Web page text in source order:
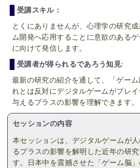
受講スキル：
とくにありませんが、心理学の研究
ム開発へ応用することに意欲のある
に向けて発信します。
受講者が得られるであろう知見:
最新の研究の紹介を通して、「ゲー
れとは反対にデジタルゲームがプレ
与えるプラスの影響を理解できます。
セッションの内容
本セッションは、デジタルゲームが
るプラスの影響を解明した近年の研
す。日本中を震撼させた「ゲーム脳」